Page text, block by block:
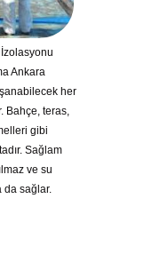
İzolasyonu
Ankara
her
Bahçe, teras,
gibi
Sağlam
ve su
da sağlar.